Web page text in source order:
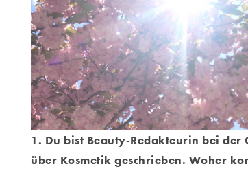
1. Du bist Beauty-Redakteurin bei der
über Kosmetik geschrieben. Woher